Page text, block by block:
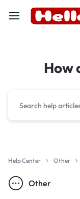
How
Help Center Other
Other